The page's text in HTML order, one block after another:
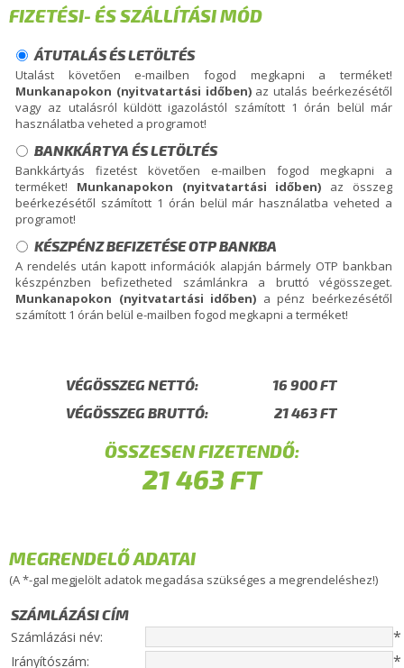
FIZETÉSI- ÉS SZÁLLÍTÁSI MÓD
ÁTUTALÁS ÉS LETÖLTÉS
Utalást követően e-mailben fogod megkapni a terméket!
Munkanapokon (nyitvatartási időben)az utalás beérkezésétől
vagy az utalásról küldött igazolástól számított 1 órán belül már
használatba veheted a programot!
BANKKÁRTYA ÉS LETÖLTÉS
Bankkártyás fizetést követően e-mailben fogod megkapni a
terméket! Munkanapokon (nyitvatartási időben) az összeg
beérkezésétől számított 1 órán belül már használatba veheted a
programot!
KÉSZPÉNZ BEFIZETÉSE OTP BANKBA
A rendelés után kapott információk alapján bármely OTP bankban
készpénzben befizetheted számlánkra a bruttó végösszeget.
Munkanapokon (nyitvatartási időben) a pénz beérkezésétől
számított 1 órán belül e-mailben fogod megkapni a terméket!
VÉGÖSSZEG NETTÓ:
VÉGÖSSZEG BRUTTÓ:
ÖSSZESEN FIZETENDŐ:
MEGRENDELŐ ADATAI
(A *-gal megjelölt adatok megadása szükséges a megrendeléshez!)
SZÁMLÁZÁSI CÍM
Számlázási név:
*
Irányítószám: *